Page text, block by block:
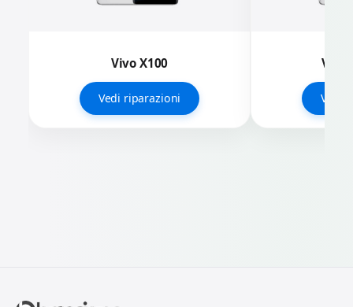
Vivo X100
Vedi riparazioni
Vivo
Vedi